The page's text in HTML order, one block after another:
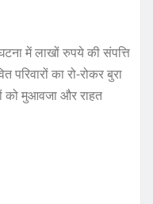
में लाखों रुपये की संपत्ति
का रो-रोकर बुरा
को मुआवजा और राहत